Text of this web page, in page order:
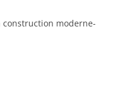
construction moderne-